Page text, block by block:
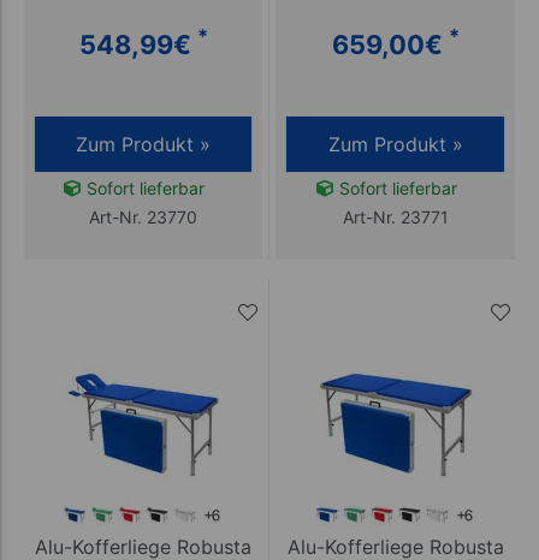
548,99€ *
Zum Produkt »
Sofort lieferbar
Art-Nr. 23770
659,00€ *
Zum Produkt »
Sofort lieferbar
Art-Nr. 23771
Alu-Kofferliege Robusta
Alu-Kofferliege Robusta